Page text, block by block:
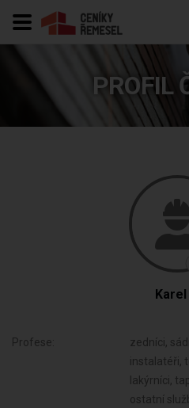
PROFIL
Karel
Profese:
zedníci,
instalatéři,
lakýrníci,
ostatní